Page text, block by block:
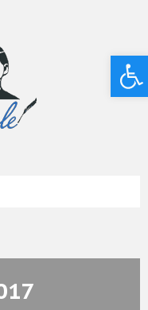
Deschide bara de unelte